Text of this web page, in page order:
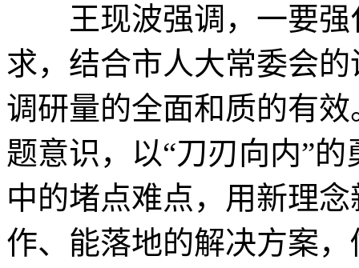
王现波强调，一要强
求，结合市人大常委会
调研量的全面和质的有
题意识，以“刀刃向内”
中的堵点难点，用新理
作、能落地的解决方案